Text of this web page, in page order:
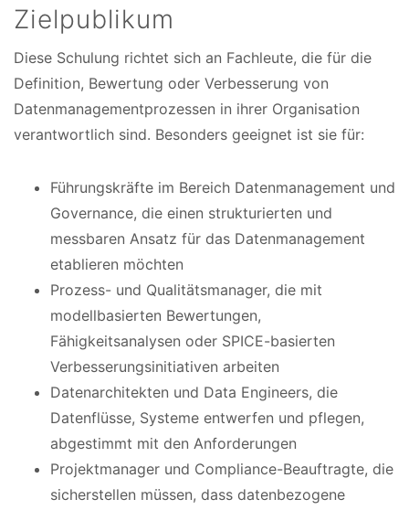
Zielpublikum
Diese Schulung richtet sich an Fachleute, die für die
Definition, Bewertung oder Verbesserung von
Datenmanagementprozessen in ihrer Organisation
verantwortlich sind. Besonders geeignet ist sie für:
Führungskräfte im Bereich Datenmanagement und
Governance, die einen strukturierten und
messbaren Ansatz für das Datenmanagement
etablieren möchten
Prozess- und Qualitätsmanager, die mit
modellbasierten Bewertungen,
Fähigkeitsanalysen oder SPICE-basierten
Verbesserungsinitiativen arbeiten
Datenarchitekten und Data Engineers, die
Datenflüsse, Systeme entwerfen und pflegen,
abgestimmt mit den Anforderungen
Projektmanager und Compliance-Beauftragte, die
sicherstellen müssen, dass datenbezogene